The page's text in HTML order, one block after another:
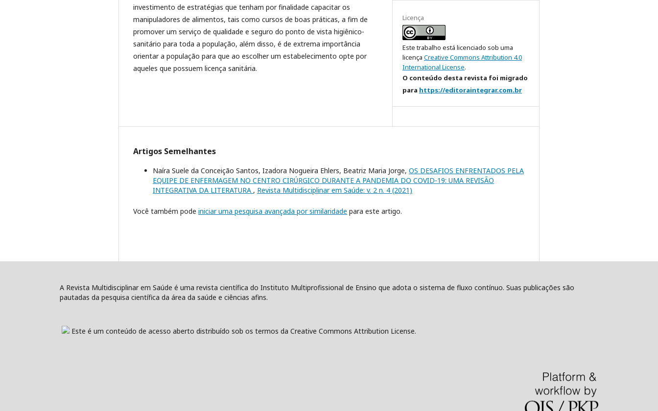
investimento de estratégias que tenham por finalidade capacitar os
manipuladores de alimentos, tais como cursos de boas práticas, a fim de
promover um serviço de qualidade e seguro do ponto de vista higiênico-
sanitário para toda a população, além disso, é de extrema importância
orientar a população para que ao escolher um estabelecimento opte por
aqueles que possuem licença sanitária.
Licença
Este trabalho está licenciado sob uma
licença Creative Commons Attribution 4.0
International License.
O conteúdo desta revista foi migrado
para https://editoraintegrar.com.br
Artigos Semelhantes
Naíra Suele da Conceição Santos, Izadora Nogueira Ehlers, Beatriz Maria Jorge, OS DESAFIOS ENFRENTADOS PELA
EQUIPE DE ENFERMAGEM NO CENTRO CIRÚRGICO DURANTE A PANDEMIA DO COVID-19: UMA REVISÃO
INTEGRATIVA DA LITERATURA , Revista Multidisciplinar em Saúde: v. 2 n. 4 (2021)
Você também pode iniciar uma pesquisa avançada por similaridade para este artigo.
A Revista Multidisciplinar em Saúde é uma revista científica do Instituto Multiprofissional de Ensino que adota o sistema de fluxo contínuo. Suas publicações são
pautadas da pesquisa científica da área da saúde e ciências afins.
Este é um conteúdo de acesso aberto distribuído sob os termos da Creative Commons Attribution License.